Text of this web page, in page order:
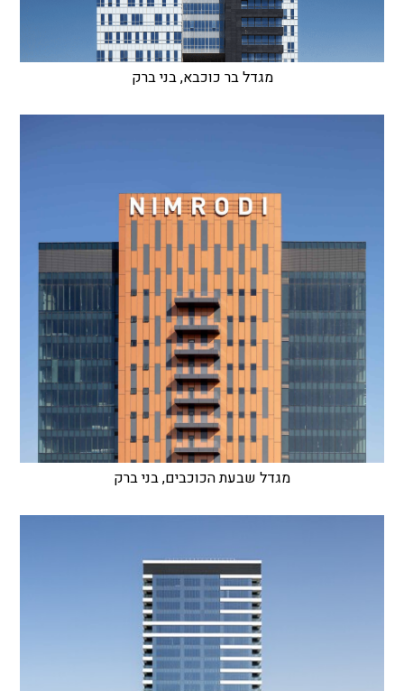
מגדל בר כוכבא, בני ברק
מגדל שבעת הכוכבים, בני ברק